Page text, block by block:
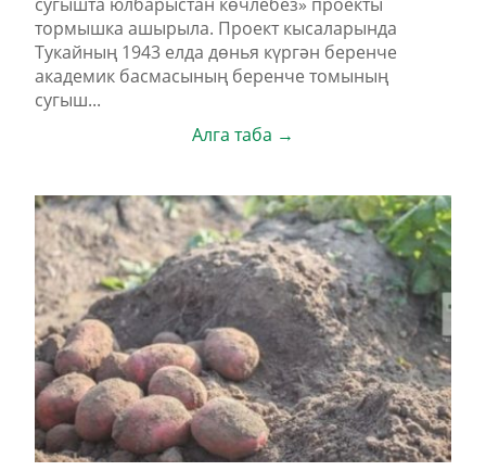
тормышка ашырыла. Проект кысаларында
Тукайның 1943 елда дөнья күргән беренче
академик басмасының беренче томының
сугыш...
Алга таба →